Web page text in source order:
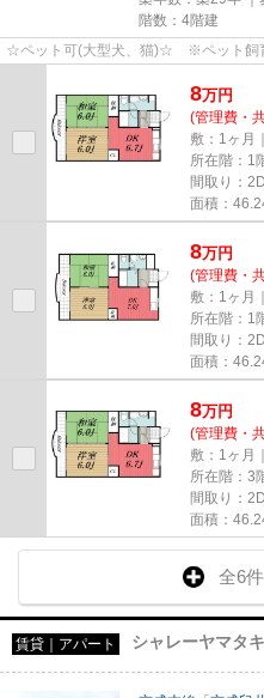
階数：4階建
☆ペット可(大型犬、猫)☆ ※ペット飼
8万円
(管理費・
敷：1ヶ月
所在階：1
間取り：
面積：
8万円
(管理費・
敷：1ヶ月
所在階：1
間取り：
面積：
8万円
(管理費・
敷：1ヶ月
所在階：3
間取り：
面積：
全6
賃貸｜アパート シャレーヤマタ